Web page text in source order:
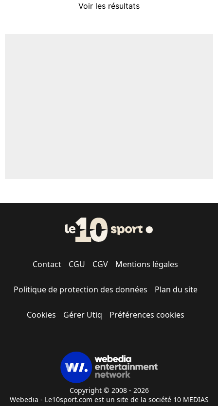
Voir les résultats
Contact CGU CGV Mentions légales
Politique de protection des données Plan du site
Cookies Gérer Utiq Préférences cookies
Copyright © 2008 - 2026
Webedia - Le10sport.com est un site de la société 10 MEDIAS